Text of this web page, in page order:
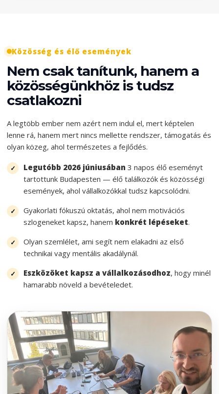
Közösség és élő események
Nem csak tanítunk, hanem a
közösségünkhöz is tudsz
csatlakozni
A legtöbb ember nem azért nem indul el, mert képtelen
lenne rá, hanem mert nincs mellette rendszer, támogatás és
olyan közeg, ahol természetes a fejlődés.
Legutóbb 2026 júniusában 3 napos élő eseményt
tartottunk Budapesten — élő találkozók és közösségi
események, ahol vállalkozókkal tudsz kapcsolódni.
Gyakorlati fókuszú oktatás, ahol nem motivációs
szlogeneket kapsz, hanem konkrét lépéseket.
Olyan szemlélet, ami segít nem elakadni az első
technikai vagy mentális akadálynál.
Eszközöket kapsz a vállalkozásodhoz, hogy minél
hamarabb növeld a bevételedet.